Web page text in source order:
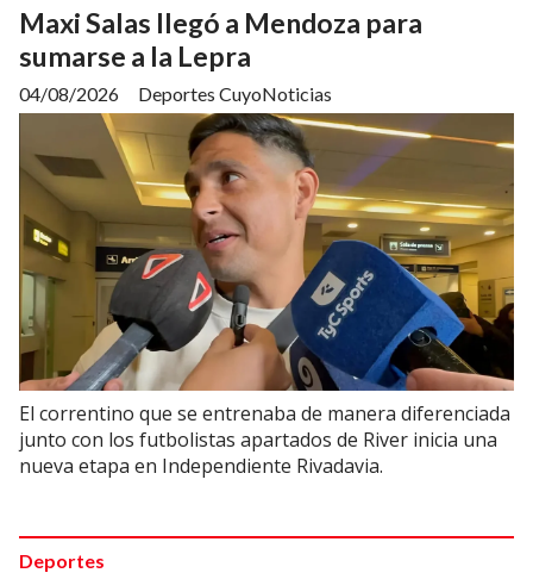
Maxi Salas llegó a Mendoza para
sumarse a la Lepra
Deportes CuyoNoticias
04/08/2026
El correntino que se entrenaba de manera diferenciada
junto con los futbolistas apartados de River inicia una
nueva etapa en Independiente Rivadavia.
Deportes